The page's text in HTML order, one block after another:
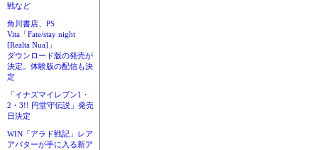
戦など
角川書店、PS
Vita「Fate/stay night
[Realta Nua]」
ダウンロード版の発売が
決定。体験版の配信も決
定
「イナズマイレブン1・
2・3!! 円堂守伝説」発売
日決定
WIN「アラド戦記」レア
アバターが手に入る新ア